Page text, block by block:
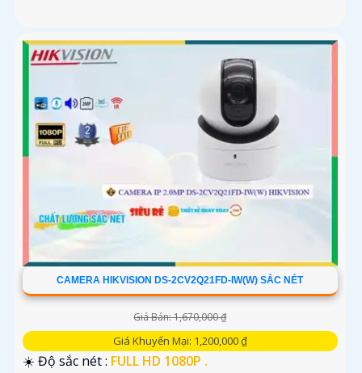
CAMERA HIKVISION DS-2CV2Q21FD-IW(W) SẮC NÉT
Giá Bán: 1,670,000 ₫
Giá Khuyến Mại: 1,200,000 ₫
☀️ Độ sắc nét : FULL HD 1080P .